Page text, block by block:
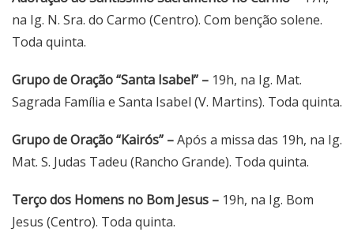
na Ig. N. Sra. do Carmo (Centro). Com benção solene.
Toda quinta.
Grupo de Oração “Santa Isabel” – 19h, na Ig. Mat.
Sagrada Família e Santa Isabel (V. Martins). Toda quinta.
Grupo de Oração “Kairós” –Após a missa das 19h, na Ig.
Mat. S. Judas Tadeu (Rancho Grande). Toda quinta.
Terço dos Homens no Bom Jesus – 19h, na Ig. Bom
Jesus (Centro). Toda quinta.